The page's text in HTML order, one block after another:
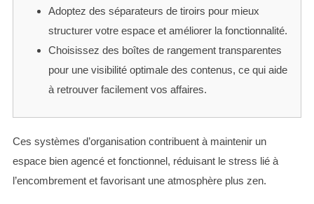
Adoptez des séparateurs de tiroirs pour mieux
structurer votre espace et améliorer la fonctionnalité.
Choisissez des boîtes de rangement transparentes
pour une visibilité optimale des contenus, ce qui aide
à retrouver facilement vos affaires.
Ces systèmes d’organisation contribuent à maintenir un
espace bien agencé et fonctionnel, réduisant le stress lié à
l’encombrement et favorisant une atmosphère plus zen.